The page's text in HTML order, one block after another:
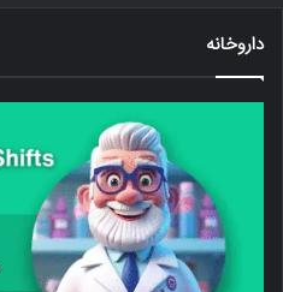
داروخانه